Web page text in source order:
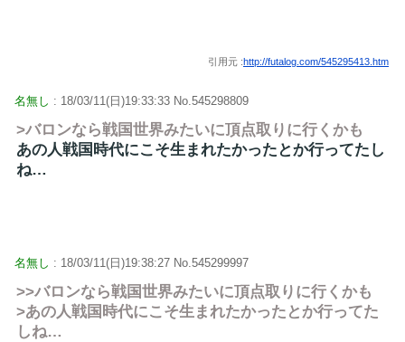
引用元 :http://futalog.com/545295413.htm
名無し : 18/03/11(日)19:33:33 No.545298809
>バロンなら戦国世界みたいに頂点取りに行くかも
あの人戦国時代にこそ生まれたかったとか行ってたし
ね…
名無し : 18/03/11(日)19:38:27 No.545299997
>>バロンなら戦国世界みたいに頂点取りに行くかも
>あの人戦国時代にこそ生まれたかったとか行ってた
しね…